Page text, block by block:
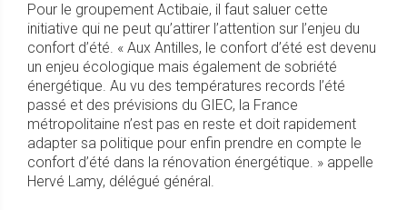
Pour le groupement Actibaie, il faut saluer cette
initiative qui ne peut qu’attirer l’attention sur l’enjeu du
confort d’été. « Aux Antilles, le confort d’été est devenu
un enjeu écologique mais également de sobriété
énergétique. Au vu des températures records l’été
passé et des prévisions du GIEC, la France
métropolitaine n’est pas en reste et doit rapidement
adapter sa politique pour enfin prendre en compte le
confort d’été dans la rénovation énergétique. » appelle
Hervé Lamy, délégué général.